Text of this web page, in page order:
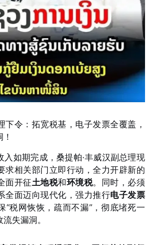
下令：拓宽税基，电子发票全覆盖，
入如期完成，桑提帕·丰威汉副总理现
求相关部门立即行动，全力开辟新的
面开征土地税和环境税。同时，必须
全面迈向现代化，强力推行电子发票
“税网恢恢，疏而不漏”，彻底堵死一
失漏洞。